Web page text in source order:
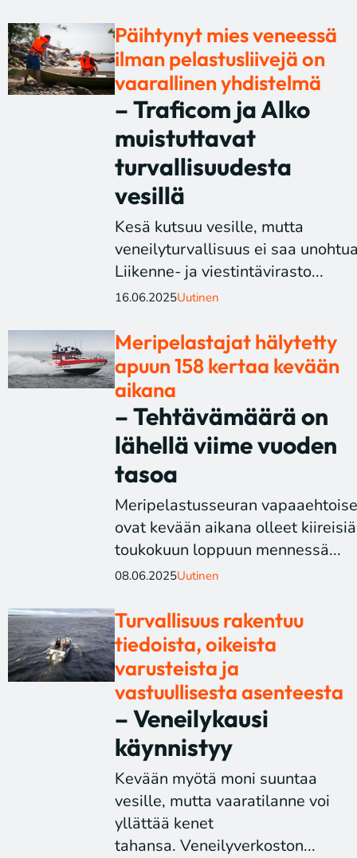
Päihtynyt mies veneessä
ilman pelastusliivejä on
vaarallinen yhdistelmä
– Traficom ja Alko
muistuttavat
turvallisuudesta
vesillä
Kesä kutsuu vesille, mutta
veneilyturvallisuus ei saa
Liikenne- ja viestintävirasto...
16.06.2025Uutinen
Meripelastajat hälytetty
apuun 158 kertaa kevään
aikana
– Tehtävämäärä on
lähellä viime vuoden
tasoa
Meripelastusseuran
ovat kevään aikana olleet
toukokuun loppuun mennessä...
08.06.2025Uutinen
Turvallisuus rakentuu
tiedoista, oikeista
varusteista ja
vastuullisesta asenteesta
– Veneilykausi
käynnistyy
Kevään myötä moni suuntaa
vesille, mutta vaaratilanne voi
yllättää kenet
tahansa. Veneilyverkoston...